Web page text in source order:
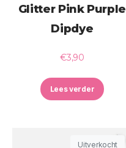
Glitter Pink Purple
Dipdye
€3,90
Lees verder
Uitverkocht